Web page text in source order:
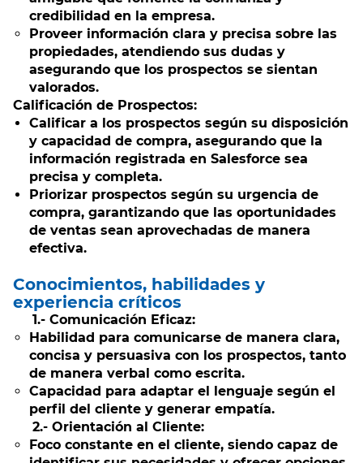
credibilidad en la empresa.
Proveer información clara y precisa sobre las
propiedades, atendiendo sus dudas y
asegurando que los prospectos se sientan
valorados.
Calificación de Prospectos:
Calificar a los prospectos según su disposición
y capacidad de compra, asegurando que la
información registrada en Salesforce sea
precisa y completa.
Priorizar prospectos según su urgencia de
compra, garantizando que las oportunidades
de ventas sean aprovechadas de manera
efectiva.
Conocimientos, habilidades y
experiencia críticos
1.- Comunicación Eficaz:
Habilidad para comunicarse de manera clara,
concisa y persuasiva con los prospectos, tanto
de manera verbal como escrita.
Capacidad para adaptar el lenguaje según el
perfil del cliente y generar empatía.
2.- Orientación al Cliente:
Foco constante en el cliente, siendo capaz de